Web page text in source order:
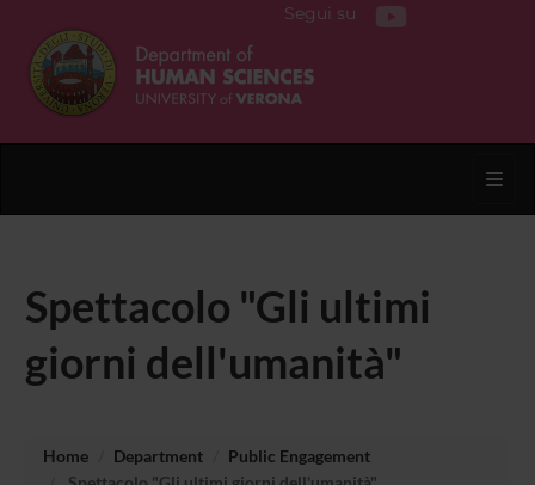
Segui su
Spettacolo "Gli ultimi
giorni dell'umanità"
Home Department
Public Engagement